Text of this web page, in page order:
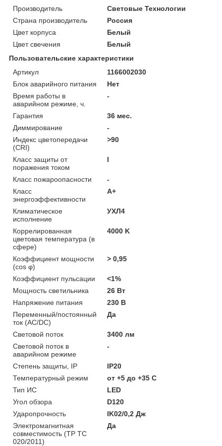
Производитель
Световые Технологии
Страна производитель
Россия
Цвет корпуса
Белый
Цвет свечения
Белый
Пользовательские характеристики
Артикул
1166002030
Блок аварийного питания
Нет
Время работы в
аварийном режиме, ч.
-
Гарантия
36 мес.
Диммирование
-
Индекс цветопередачи
(CRI)
>90
Класс защиты от
поражения током
I
Класс пожароопасности
-
Класс
энергоэффективности
A+
Климатическое
исполнение
УХЛ4
Коррелированная
цветовая температура (в
сфере)
4000 K
Коэффициент мощности
(cos φ)
> 0,95
Коэффициент пульсации
<1%
Мощность светильника
26 Вт
Напряжение питания
230 В
Переменный/постоянный
ток (AC/DC)
Да
Световой поток
3400 лм
Световой поток в
аварийном режиме
-
Степень защиты, IP
IP20
Температурный режим
от +5 до +35 C
Тип ИС
LED
Угол обзора
D120
Ударопрочность
IK02/0,2 Дж
Электромагнитная
совместимость (ТР ТС
020/2011)
Да